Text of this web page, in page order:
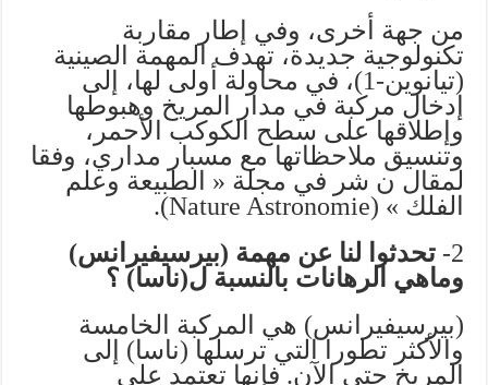
من جهة أخرى، وفي إطار مقاربة
تكنولوجية جديدة، تهدف المهمة الصينية
(تيانوين-1)، في محاولة أولى لها، إلى
إدخال مركبة في مدار المريخ وهبوطها
وإطلاقها على سطح الكوكب الأحمر،
وتنسيق ملاحظاتها مع مسبار مداري، وفقا
لمقال ن شر في مجلة « الطبيعة وعلم
الفلك » (Nature Astronomie).
2- تحدثوا لنا عن مهمة (بيرسيفيرانس)
وماهي الرهانات بالنسبة ل(ناسا) ؟
(بيرسيفيرانس) هي المركبة الخامسة
والأكثر تطورا التي ترسلها (ناسا) إلى
المريخ حتى الآن. فإنها تعتمد على